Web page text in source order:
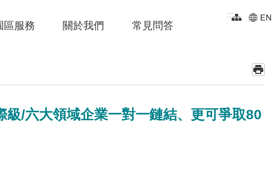
:::
區服務 關於我們 常見問答
級/六大領域企業一對一鏈結、更可爭取80